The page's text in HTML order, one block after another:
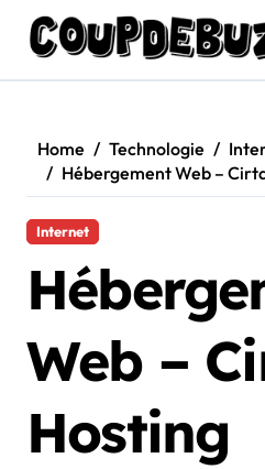
content
Home Technologie
Hébergement Web –
Internet
Web –
Hosting